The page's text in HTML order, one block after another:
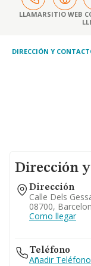
LLAMARSITIO WEB
DIRECCIÓN Y
Dirección
Dirección
Calle Dels
08700,
Como llegar
Teléfono
Añadir Teléfono